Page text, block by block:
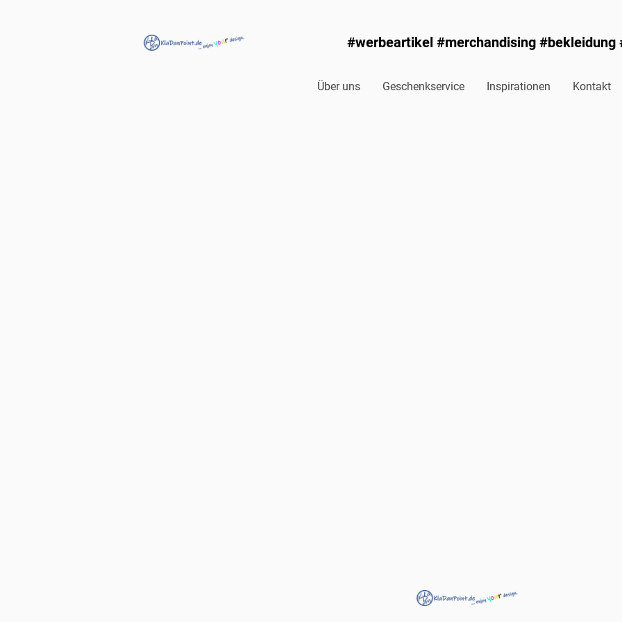
#werbeartikel #merchandising #bekleidung
Über uns Geschenkservice Inspirationen Kontakt